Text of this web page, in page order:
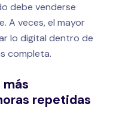
debe venderse
A veces, el mayor
lo digital dentro de
completa.
repetidas